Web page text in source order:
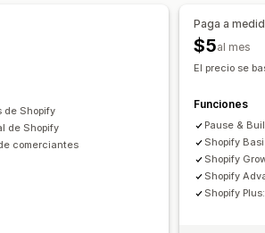
de Shopify
de Shopify
comerciantes
Paga a
$5al mes
El precio se
Funciones
Pause &
Shopify
Shopify
Shopify
Shopify